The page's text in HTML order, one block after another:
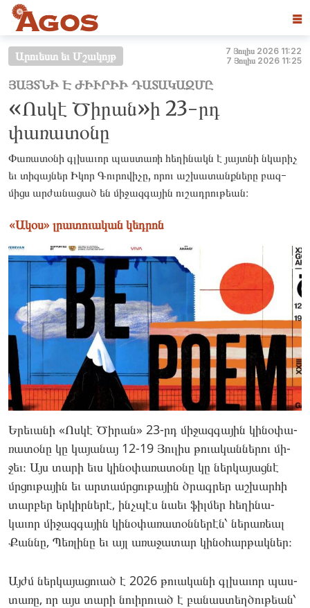
☰
Արուեստ եւ Մշակոյթ
7 Յուլիս 2026 11:22
7 Յուլիս 2026 11:25
ՅԱՅՏՆԻ Է ԺԻՒ­ՐԻԻ ԴԱ­ՏԱԿԱԶ­ՄԸ
«Ոսկէ Ծիրան»ի 23-րդ
փառատօնը
Փա­ռատօ­նի գլխա­ւոր պաս­տա­ռի հե­ղինակն է յայտնի նկա­րիչ
եւ տի­զայ­ներ Իկոր Գու­րո­վիչը, որու աշ­խա­տանքնե­րը բազ­
միցս ար­ժա­նացած են մի­ջազ­գա­յին ու­շադրու­թեան։
«Ակօս» լրատուական կեդրոն
Երե­ւանի «Ոս­կէ Ծի­րան» 23-րդ մի­ջազ­գա­յին կի­նօփա­
ռատօ­նը կը կա­յանայ 12-19 Յու­լիս թո­ւական­նե­րու մի­
ջեւ։ Այս տա­րի եւս կի­նօփա­ռատօ­նը կը ներ­կա­յաց­նէ
մրցու­թա­յին եւ ար­տամրցու­թա­յին ծրագ­րեր աշ­խարհի
տար­բեր եր­կիրնե­րէ, ինչպէս նաեւ ֆիլ­մեր հե­ղինա­
կաւոր մի­ջազ­գա­յին կի­նօփա­ռատօն­նե­րէն՝ նե­րառեալ
Քան­նը, Պեռ­լի­նը եւ այլ առա­ջատար կի­նօհար­թակներ։
Այժմ ներ­կա­յացու­ած է 2026 թո­ւակա­նի գլխա­ւոր պաս­
տա­ռը, որ այս տա­րի նո­ւիրո­ւած է բա­նաս­տեղծու­թեան՝